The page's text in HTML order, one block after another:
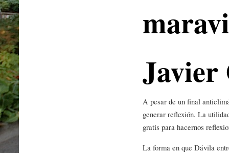
Javier
A pesar de un final
generar reflexión. La
gratis para hacernos
La forma en que Dávila